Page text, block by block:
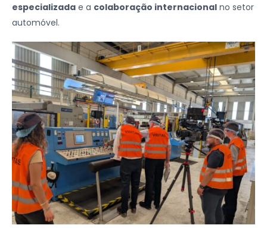
especializada e a colaboração internacional no setor
automóvel.